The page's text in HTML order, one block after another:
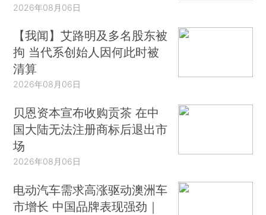
2026年08月06日
【我闻】艾路明及多名股东被
拘 当代系创始人因何此时被
清算
2026年08月06日
贝恩资本宣布收购贡茶 在中
国大陆无法注册商标后退出市
场
2026年08月06日
电动汽车需求高涨驱动澳洲车
市增长 中国品牌表现强劲｜